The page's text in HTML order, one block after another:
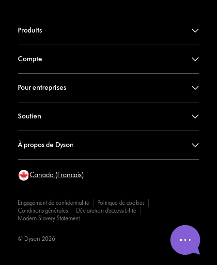
Produits
Compte
Pour entreprises
Soutien
À propos de Dyson
Canada (Francais)
Engagement de confidentialité
Politique de cookies
Conditions générales
Déclaration d’accessibilité
Modern Slavery Statement
© Dyson 2026